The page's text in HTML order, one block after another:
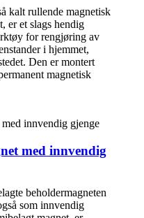
kalt rullende magnetisk
er et slags hendig
for rengjøring av
i hjemmet,
Den er montert
magnetisk
med innvendig
beholdermagneten
som innvendig